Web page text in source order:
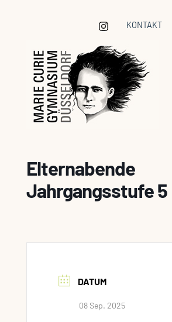
KONTAKT
Elternabende
Jahrgangsstufe 5
DATUM
08 Sep. 2025